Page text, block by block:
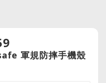
軍規防摔手機殼